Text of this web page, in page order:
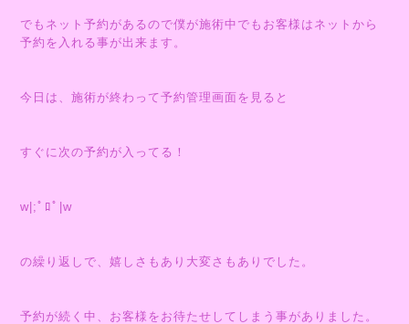
でもネット予約があるので僕が施術中でもお客様はネットから
予約を入れる事が出来ます。
今日は、施術が終わって予約管理画面を見ると
すぐに次の予約が入ってる！
w|;ﾟﾛﾟ|w
の繰り返しで、嬉しさもあり大変さもありでした。
予約が続く中、お客様をお待たせしてしまう事がありました。